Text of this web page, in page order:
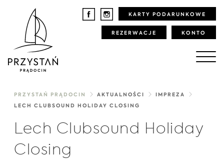
KARTY PODARUNKOWE
REZERWACJE KONTO
PRZYSTAŃ PRĄDOCIN AKTUALNOŚCI IMPREZA
LECH CLUBSOUND HOLIDAY CLOSING
Lech Clubsound Holiday
Closing